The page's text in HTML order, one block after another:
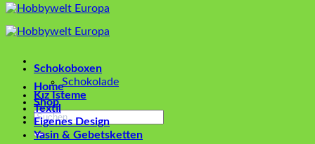
Home
Shop
Suchen
nach:
Schokoboxen
Schokolade
Kız İsteme
Textil
Eigenes Design
Yasin & Gebetsketten